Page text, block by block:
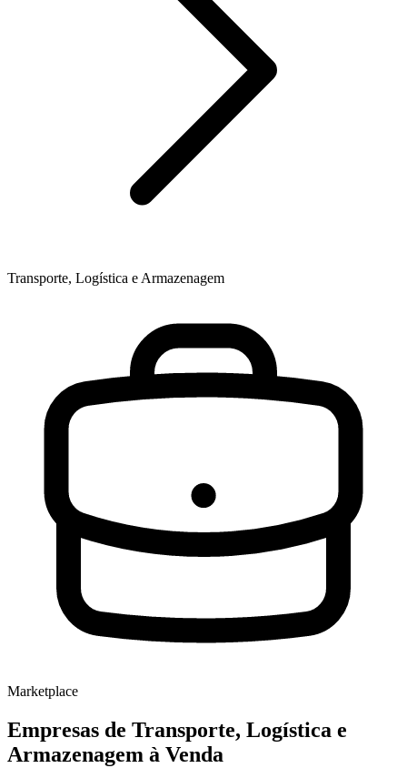
Transporte, Logística e Armazenagem
Marketplace
Empresas de Transporte, Logística e
Armazenagem à Venda